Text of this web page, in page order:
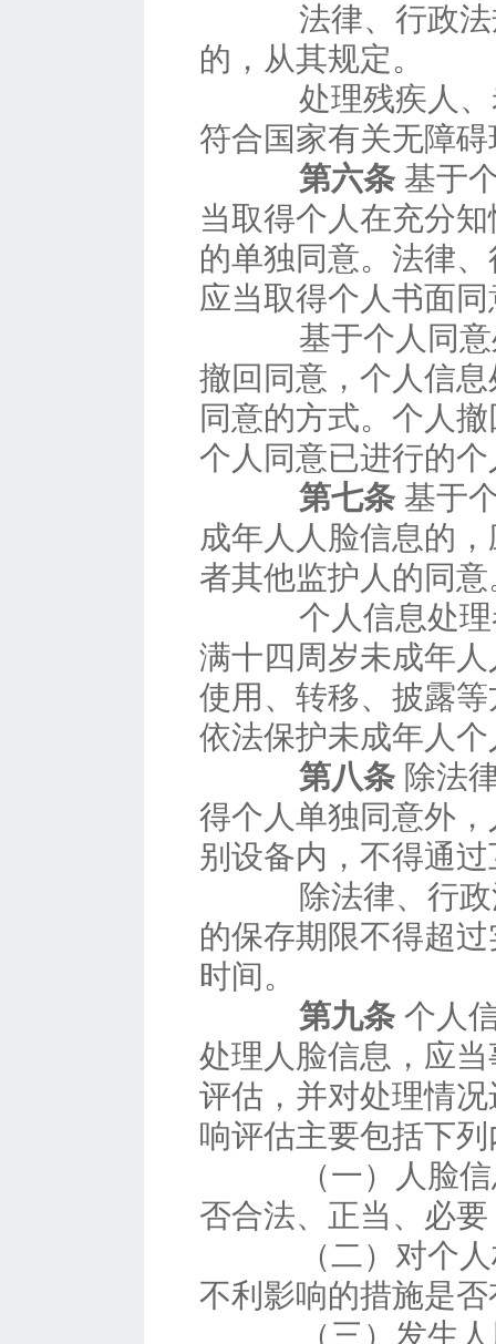
法律、行政法
的，从其规定。
处理残疾人、
符合国家有关无障
第六条 基于
当取得个人在充分
的单独同意。法律
应当取得个人书面
基于个人同意
撤回同意，个人信
同意的方式。个人
个人同意已进行的
第七条 基于
成年人人脸信息的
者其他监护人的同意
个人信息处理
满十四周岁未成年
使用、转移、披露
依法保护未成年人
第八条 除法
得个人单独同意外
别设备内，不得通
除法律、行政
的保存期限不得超
时间。
第九条 个人
处理人脸信息，应
评估，并对处理情
响评估主要包括下
（一）人脸信
否合法、正当、必要
（二）对个人
不利影响的措施是
（三）发生人